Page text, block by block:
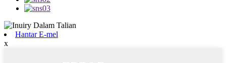
Hantar E-mel
x